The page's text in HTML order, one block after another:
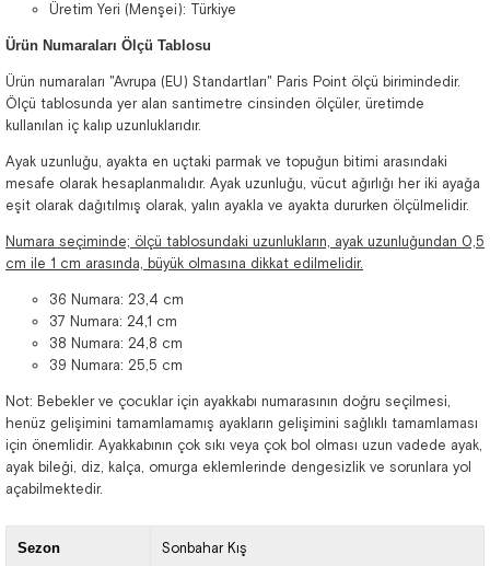
Üretim Yeri (Menşei): Türkiye
Ürün Numaraları Ölçü Tablosu
Ürün numaraları "Avrupa (EU) Standartları" Paris Point ölçü birimindedir.
Ölçü tablosunda yer alan santimetre cinsinden ölçüler, üretimde
kullanılan iç kalıp uzunluklarıdır.
Ayak uzunluğu, ayakta en uçtaki parmak ve topuğun bitimi arasındaki
mesafe olarak hesaplanmalıdır. Ayak uzunluğu, vücut ağırlığı her iki ayağa
eşit olarak dağıtılmış olarak, yalın ayakla ve ayakta dururken ölçülmelidir.
Numara seçiminde; ölçü tablosundaki uzunlukların, ayak uzunluğundan 0,5
cm ile 1 cm arasında, büyük olmasına dikkat edilmelidir.
36 Numara: 23,4 cm
37 Numara: 24,1 cm
38 Numara: 24,8 cm
39 Numara: 25,5 cm
Not: Bebekler ve çocuklar için ayakkabı numarasının doğru seçilmesi,
henüz gelişimini tamamlamamış ayakların gelişimini sağlıklı tamamlaması
için önemlidir. Ayakkabının çok sıkı veya çok bol olması uzun vadede ayak,
ayak bileği, diz, kalça, omurga eklemlerinde dengesizlik ve sorunlara yol
açabilmektedir.
Sezon Sonbahar Kış